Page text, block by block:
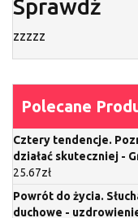
Sprawdź
zzzzz
Polecane
Cztery tendencje.
działać skuteczniej -
25.67zł
Powrót do życia.
duchowe -